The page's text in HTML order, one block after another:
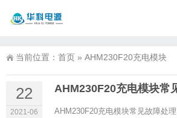
当前位置： 首页 » AHM230F20充电模块
22
2021-06
AHM230F20充电模块常
AHM230F20充电模块常见故障处